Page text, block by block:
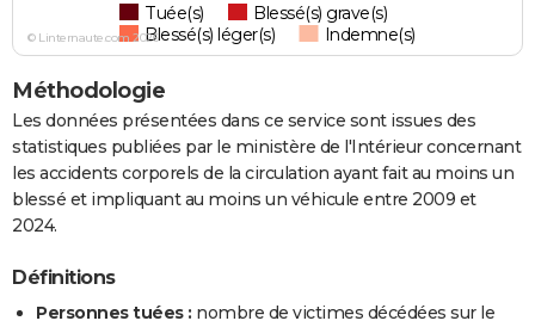
Tuée(s)
Blessé(s) grave(s)
Blessé(s) léger(s)
Indemne(s)
© Linternaute.com 2026
Méthodologie
Les données présentées dans ce service sont issues des
statistiques publiées par le ministère de l'Intérieur concernant
les accidents corporels de la circulation ayant fait au moins un
blessé et impliquant au moins un véhicule entre 2009 et
2024.
Définitions
Personnes tuées : nombre de victimes décédées sur le